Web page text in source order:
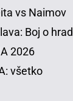
vs Naimov
Boj o hrad
2026
všetko